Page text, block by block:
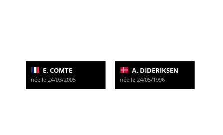
E. COMTE
née le 24/03/2005
A. DIDERIKSEN
née le 24/05/1996